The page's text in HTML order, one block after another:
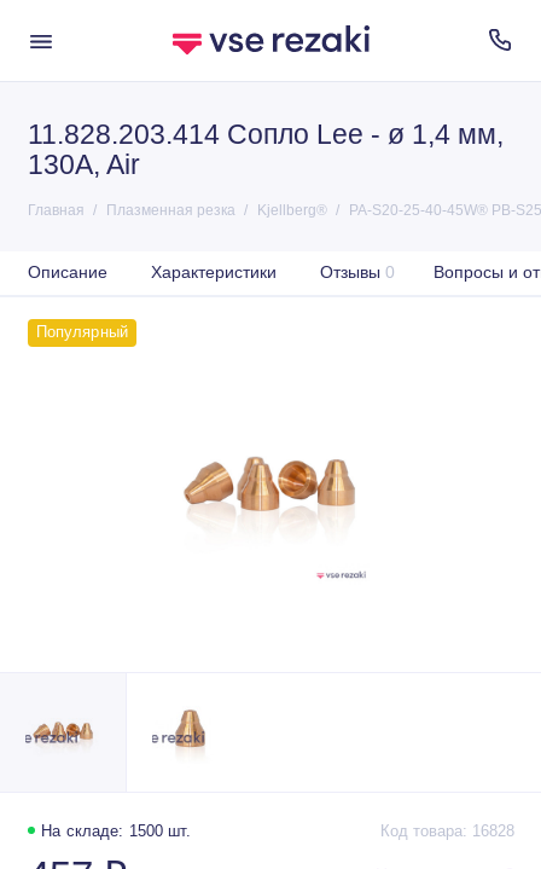
11.828.203.414 Сопло Lee - ø 1,4 мм,
130A, Air
Главная Плазменная резка Kjellberg® PA-S20-25-40-45W® PB-
Описание Характеристики Отзывы 0 Вопросы и
Популярный
На складе: 1500 шт. Код товара: 16828